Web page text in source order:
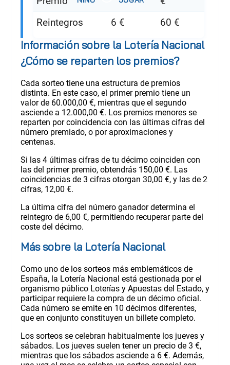
Reintegros
6 € 60 €
Información sobre la Lotería Nacional
¿Cómo se reparten los premios?
Cada sorteo tiene una estructura de premios
distinta. En este caso, el primer premio tiene un
valor de 60.000,00 €, mientras que el segundo
asciende a 12.000,00 €. Los premios menores se
reparten por coincidencia con las últimas cifras del
número premiado, o por aproximaciones y
centenas.
Si las 4 últimas cifras de tu décimo coinciden con
las del primer premio, obtendrás 150,00 €. Las
coincidencias de 3 cifras otorgan 30,00 €, y las de 2
cifras, 12,00 €.
La última cifra del número ganador determina el
reintegro de 6,00 €, permitiendo recuperar parte del
coste del décimo.
Más sobre la Lotería Nacional
Como uno de los sorteos más emblemáticos de
España, la Lotería Nacional está gestionada por el
organismo público Loterías y Apuestas del Estado, y
participar requiere la compra de un décimo oficial.
Cada número se emite en 10 décimos diferentes,
que en conjunto constituyen un billete completo.
Los sorteos se celebran habitualmente los jueves y
sábados. Los jueves suelen tener un precio de 3 €,
mientras que los sábados asciende a 6 €. Además,